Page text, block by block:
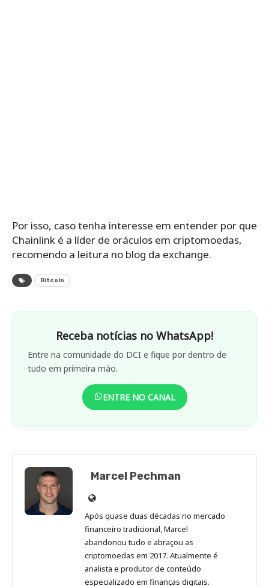
Por isso, caso tenha interesse em entender por que
Chainlink é a líder de oráculos em criptomoedas,
recomendo a leitura no blog da exchange.
Bitcoin
Receba notícias no WhatsApp!
Entre na comunidade do DCI e fique por dentro de
tudo em primeira mão.
ENTRE NO CANAL
Marcel Pechman
Site
de
Marcel
Pechman
Após quase duas décadas no mercado
financeiro tradicional, Marcel
abandonou tudo e abraçou as
criptomoedas em 2017. Atualmente é
analista e produtor de conteúdo
especializado em finanças digitais.